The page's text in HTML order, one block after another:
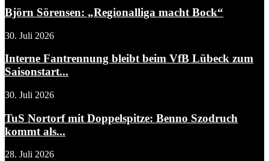
Björn Sörensen: „Regionalliga macht Bock“
30. Juli 2026
Interne Fantrennung bleibt beim VfB Lübeck zum
Saisonstart...
30. Juli 2026
TuS Nortorf mit Doppelspitze: Benno Szodruch
kommt als...
28. Juli 2026